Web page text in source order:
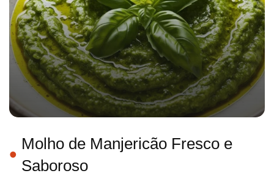
Molho de Manjericão Fresco e
Saboroso